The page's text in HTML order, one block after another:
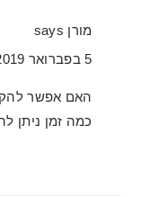
מורן says
5 בפברואר 2019 at 23:07
האם אפשר
כמה זמן ניתן